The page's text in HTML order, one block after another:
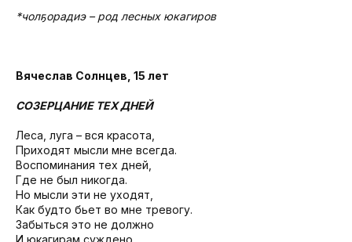
*чолҕорадиэ – род лесных юкагиров
Вячеслав Солнцев, 15 лет
СОЗЕРЦАНИЕ ТЕХ ДНЕЙ
Леса, луга – вся красота,
Приходят мысли мне всегда.
Воспоминания тех дней,
Где не был никогда.
Но мысли эти не уходят,
Как будто бьет во мне тревогу.
Забыться это не должно
И юкагирам суждено